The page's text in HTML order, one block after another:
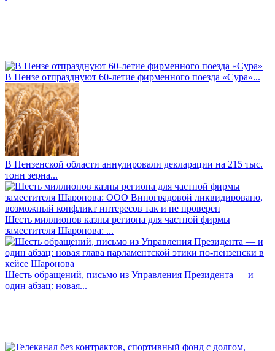
В Пензе отпразднуют 60-летие фирменного поезда «Сура»...
В Пензенской области аннулировали декларации на 215 тыс.
тонн зерна...
Шесть миллионов казны региона для частной фирмы
заместителя Шаронова: ...
Шесть обращений, письмо из Управления Президента — и
один абзац: новая...